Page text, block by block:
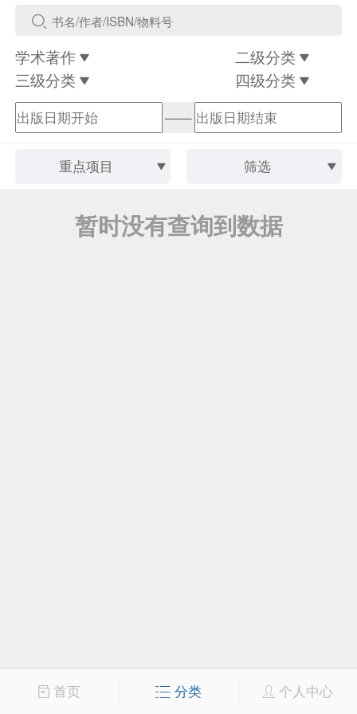
学术著作
二级分类
三级分类
四级分类
——
重点项目 筛选
暂时没有查询到数据
首页 分类 个人中心